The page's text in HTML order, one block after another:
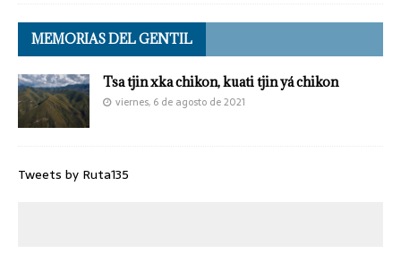
MEMORIAS DEL GENTIL
Tsa tjin xka chikon, kuati tjin yá chikon
viernes, 6 de agosto de 2021
Tweets by Ruta135